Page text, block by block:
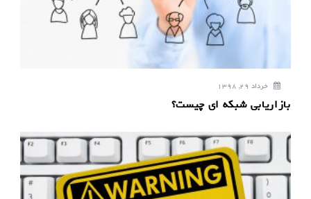
خرداد 29, 1398
بازاریابی شبکه ای چیست؟